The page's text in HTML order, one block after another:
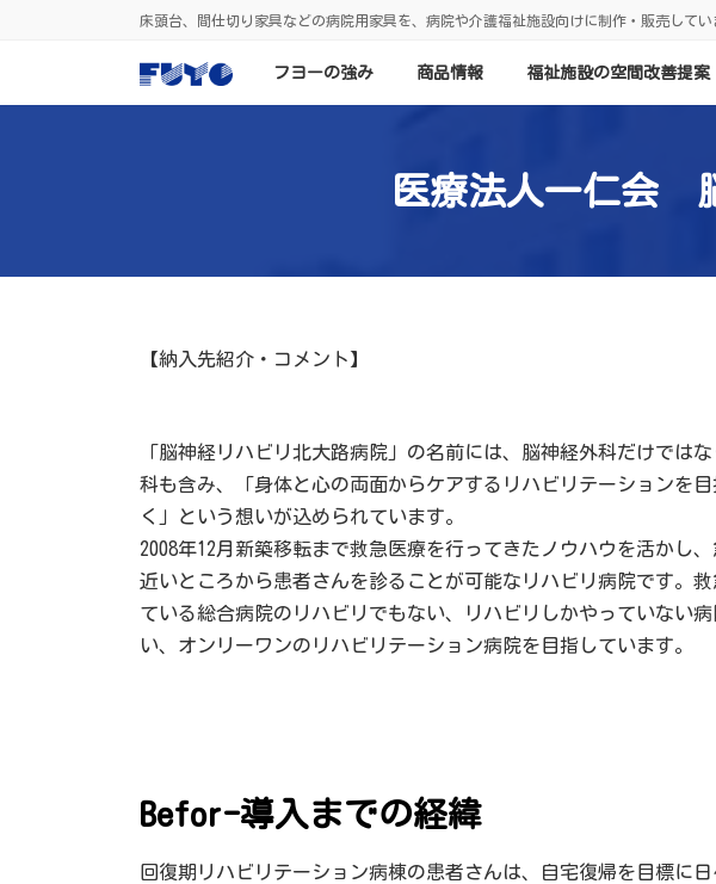
へ
ョ
床頭台、間仕切り家具などの病院用家具を、病院や介護福祉施設向けに制作・販売してい
フヨーの強み 商品情報 福祉施設の空間改善提案
医療法人一仁会
【納入先紹介・コメント】
「脳神経リハビリ北大路病院」の名前には、脳神経外科だけでは
科も含み、「身体と心の両面からケアするリハビリテーションを
く」という想いが込められています。
2008年12月新築移転まで救急医療を行ってきたノウハウを活かし
近いところから患者さんを診ることが可能なリハビリ病院です。救
ている総合病院のリハビリでもない、リハビリしかやっていない
い、オンリーワンのリハビリテーション病院を目指しています。
Befor-導入までの経緯
回復期リハビリテーション病棟の患者さんは、自宅復帰を目標に